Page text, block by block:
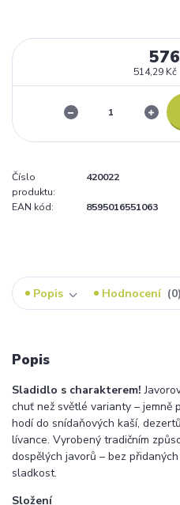
514,29 Kč
Číslo
produktu:
420022
EAN kód: 8595016551063
Popis Hodnocení 0
Popis
Sladidlo s charakterem!
chuť než světlé varianty – jemně
hodí do snídaňových kaší,
lívance. Vyrobený tradičním
dospělých javorů – bez
sladkost.
Složení